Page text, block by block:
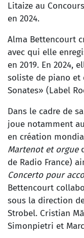
Litaize au
en 2024.
Alma Bettencourt
avec qui elle
en 2019. En 2024,
soliste de piano et
Sonates» (Label
Dans le cadre de
joue notamment
en création
Martenot et orgue
de Radio France)
Concerto pour
Bettencourt
sous la direction
Strobel. Cristian
Simonpietri et